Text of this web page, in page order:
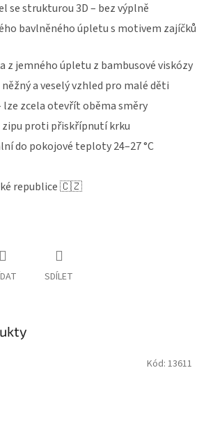
se strukturou 3D – bez výplně
bavlněného úpletu s motivem zajíčků
z jemného úpletu z bambusové viskózy
něžný a veselý vzhled pro malé děti
lze zcela otevřít oběma směry
proti přiskřípnutí krku
do pokojové teploty 24–27 °C
republice 🇨🇿
SDÍLET
Kód: 13611